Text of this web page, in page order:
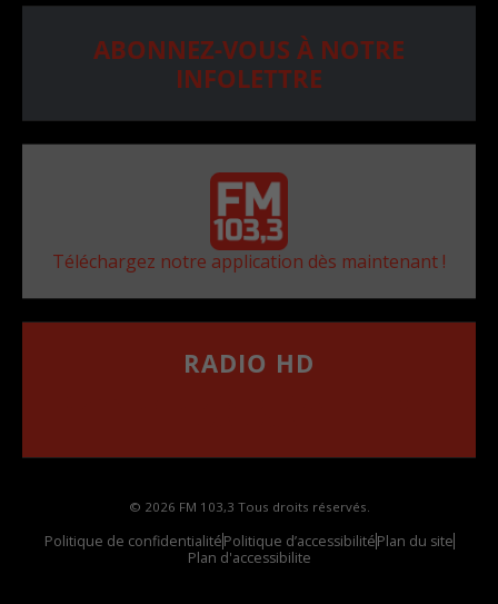
ABONNEZ-VOUS À NOTRE
INFOLETTRE
Téléchargez notre application dès maintenant !
RADIO HD
© 2026 FM 103,3 Tous droits réservés.
Politique de confidentialitéPolitique d’accessibilitéPlan du site
Plan d'accessibilite